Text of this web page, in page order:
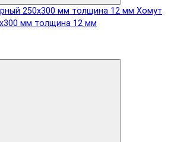
Хомут
мм толщина 12 мм